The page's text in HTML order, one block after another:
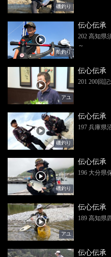
磯釣り
船釣り
伝心伝承
202 高知県
～
アユ
伝心伝承
201 200回
磯釣り
伝心伝承
197 兵庫県
磯釣り
伝心伝承
196 大分県
アユ
伝心伝承
189 高知県
伝心伝承